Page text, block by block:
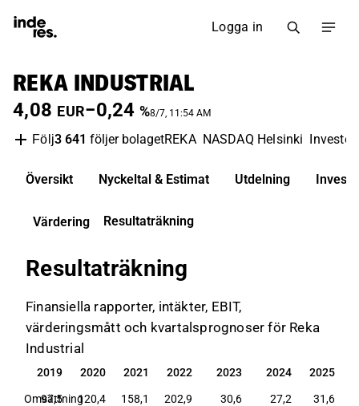
Logga in
REKA INDUSTRIAL
4,08 EUR−0,24 %8/7, 11:54 AM
Följ3 641 följer bolagetREKA NASDAQ Helsinki
Översikt Nyckeltal & Estimat Utdelning
Värdering Resultaträkning
Resultaträkning
Finansiella rapporter, intäkter, EBIT,
värderingsmått och kvartalsprognoser för Reka
Industrial
2019 2020 2021 2022 2023 2024 2025
2019 2020 2021 2022 2023 2024 2025
Omsättning
97,5 120,4 158,1 202,9 30,6 27,2 31,6